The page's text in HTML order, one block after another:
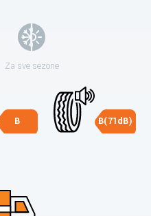
Za sve sezone
B B(71dB)